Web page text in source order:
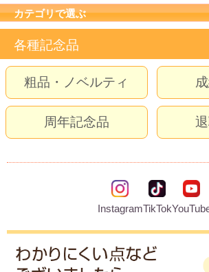
カテゴリで選ぶ
各種記念品
粗品・ノベルティ
周年記念品
InstagramTikTok